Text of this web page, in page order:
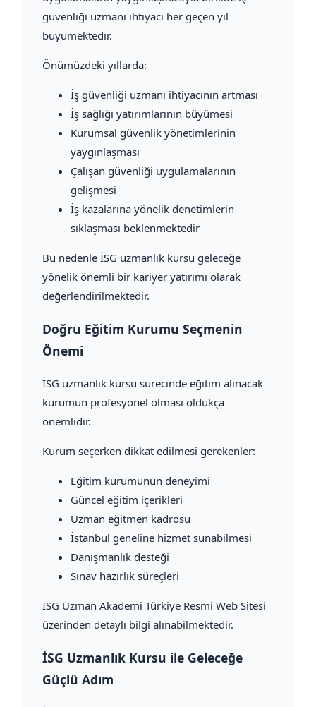
güvenliği uzmanı ihtiyacı her geçen yıl
büyümektedir.
Önümüzdeki yıllarda:
İş güvenliği uzmanı ihtiyacının artması
İş sağlığı yatırımlarının büyümesi
Kurumsal güvenlik yönetimlerinin
yaygınlaşması
Çalışan güvenliği uygulamalarının
gelişmesi
İş kazalarına yönelik denetimlerin
sıklaşması beklenmektedir
Bu nedenle İSG uzmanlık kursu geleceğe
yönelik önemli bir kariyer yatırımı olarak
değerlendirilmektedir.
Doğru Eğitim Kurumu Seçmenin
Önemi
İSG uzmanlık kursu sürecinde eğitim alınacak
kurumun profesyonel olması oldukça
önemlidir.
Kurum seçerken dikkat edilmesi gerekenler:
Eğitim kurumunun deneyimi
Güncel eğitim içerikleri
Uzman eğitmen kadrosu
İstanbul geneline hizmet sunabilmesi
Danışmanlık desteği
Sınav hazırlık süreçleri
İSG Uzman Akademi Türkiye Resmi Web Sitesi
üzerinden detaylı bilgi alınabilmektedir.
İSG Uzmanlık Kursu ile Geleceğe
Güçlü Adım